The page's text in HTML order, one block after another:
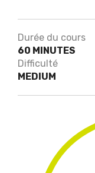
Durée du cours
60 MINUTES
Difficulté
MEDIUM